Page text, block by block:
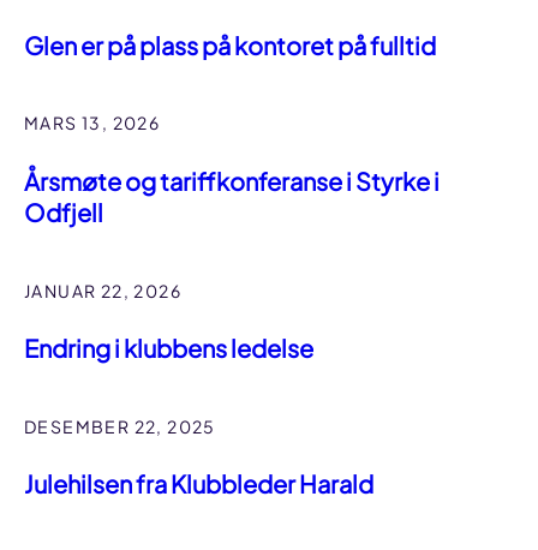
Glen er på plass på kontoret på fulltid
MARS 13, 2026
Årsmøte og tariffkonferanse i Styrke i
Odfjell
JANUAR 22, 2026
Endring i klubbens ledelse
DESEMBER 22, 2025
Julehilsen fra Klubbleder Harald